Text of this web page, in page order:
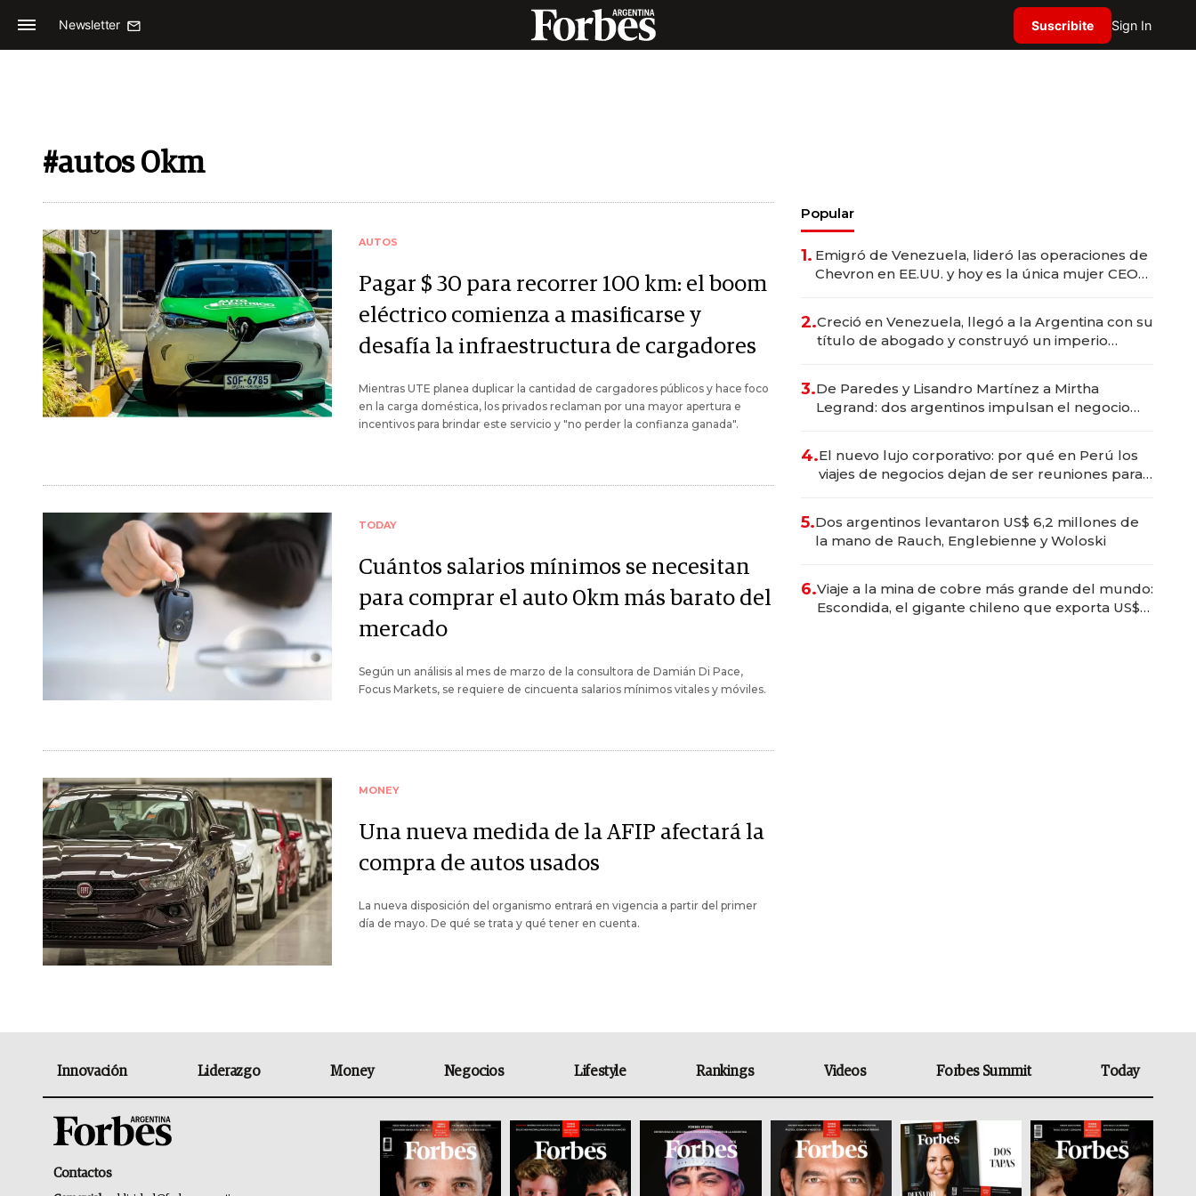
Newsletter Suscribite Sign In
#autos 0km
AUTOS
Pagar $ 30 para recorrer 100 km: el boom
eléctrico comienza a masificarse y
desafía la infraestructura de cargadores
Mientras UTE planea duplicar la cantidad de cargadores públicos y hace foco
en la carga doméstica, los privados reclaman por una mayor apertura e
incentivos para brindar este servicio y "no perder la confianza ganada".
TODAY
Cuántos salarios mínimos se necesitan
para comprar el auto 0km más barato del
mercado
Según un análisis al mes de marzo de la consultora de Damián Di Pace,
Focus Markets, se requiere de cincuenta salarios mínimos vitales y móviles.
MONEY
Una nueva medida de la AFIP afectará la
compra de autos usados
La nueva disposición del organismo entrará en vigencia a partir del primer
día de mayo. De qué se trata y qué tener en cuenta.
Popular
1. Emigró de Venezuela, lideró las operaciones de
Chevron en EE.UU. y hoy es la única mujer CEO
2.Creció en Venezuela, llegó a la Argentina con su
título de abogado y construyó un imperio
3.De Paredes y Lisandro Martínez a Mirtha
Legrand: dos argentinos impulsan el negocio
4.El nuevo lujo corporativo: por qué en Perú los
viajes de negocios dejan de ser reuniones para
5.Dos argentinos levantaron US$ 6,2 millones de
la mano de Rauch, Englebienne y Woloski
6.Viaje a la mina de cobre más grande del mundo:
Escondida, el gigante chileno que exporta US$
Innovación Liderazgo Money Negocios Lifestyle Rankings Videos Forbes Summit Today
Contactos